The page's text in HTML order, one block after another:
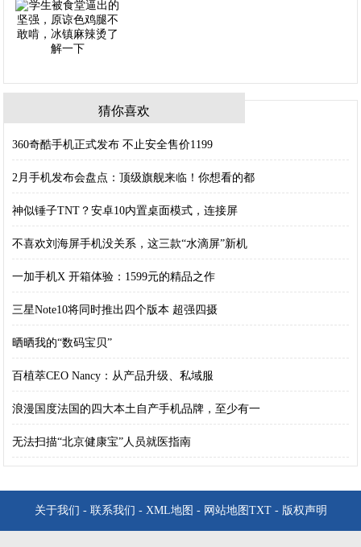
猜你喜欢
360奇酷手机正式发布 不止安全售价1199
2月手机发布会盘点：顶级旗舰来临！你想看的都
神似锤子TNT？安卓10内置桌面模式，连接屏
不喜欢刘海屏手机没关系，这三款“水滴屏”新机
一加手机X 开箱体验：1599元的精品之作
三星Note10将同时推出四个版本 超强四摄
晒晒我的“数码宝贝”
百植萃CEO Nancy：从产品升级、私域服
浪漫国度法国的四大本土自产手机品牌，至少有一
无法扫描“北京健康宝”人员就医指南
关于我们 - 联系我们 - XML地图 - 网站地图TXT- 版权声明